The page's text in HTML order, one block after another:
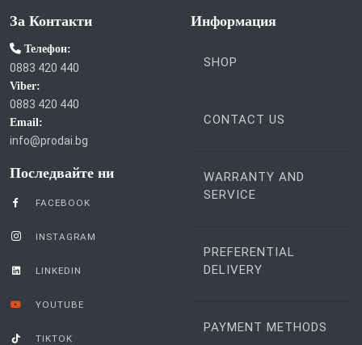
За Контакти
Телефон:
0883 420 440
Viber:
0883 420 440
Email:
info@prodai.bg
Последвайте ни
FACEBOOK
INSTAGRAM
LINKEDIN
YOUTUBE
TIKTOK
Информация
SHOP
CONTACT US
WARRANTY AND
SERVICE
PREFERENTIAL
DELIVERY
PAYMENT METHODS